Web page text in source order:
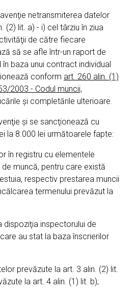
netransmiterea datelor
(2) lit. a) - i) cel târziu în ziua
de către fiecare
să se afle într-un raport de
baza unui contract individual
conform art. 260 alin. (1)
2003 - Codul muncii,
şi completările ulterioare.
şi se sancţionează cu
la 8.000 lei următoarele fapte:
în registru cu elementele
muncă, pentru care există
respectiv prestarea muncii
termenului prevăzut la
dispoziţia inspectorului de
au stat la baza înscrierilor
prevăzute la art. 3 alin. (2) lit.
la art. 4 alin. (1) lit. b);